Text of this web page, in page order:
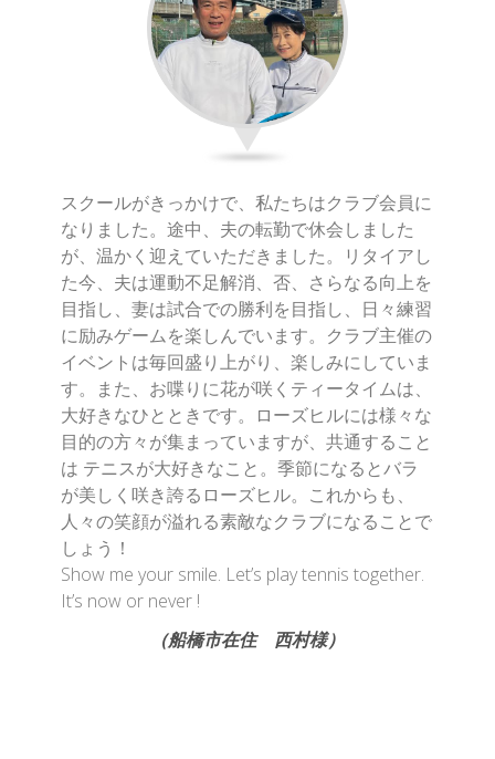
スクールがきっかけで、私たちはクラブ会員に
なりました。途中、夫の転勤で休会しました
が、温かく迎えていただきました。リタイアし
た今、夫は運動不足解消、否、さらなる向上を
目指し、妻は試合での勝利を目指し、日々練習
に励みゲームを楽しんでいます。クラブ主催の
イベントは毎回盛り上がり、楽しみにしていま
す。また、お喋りに花が咲くティータイムは、
大好きなひとときです。ローズヒルには様々な
目的の方々が集まっていますが、共通すること
は テニスが大好きなこと。季節になるとバラ
が美しく咲き誇るローズヒル。これからも、
人々の笑顔が溢れる素敵なクラブになることで
しょう！
Show me your smile. Let’s play tennis together.
It’s now or never !
（船橋市在住 西村様）